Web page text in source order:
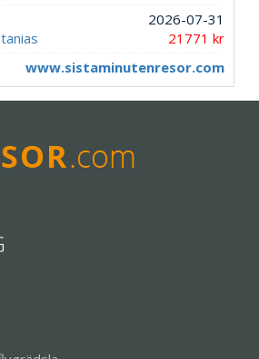
2026-07-31
21771 kr
www.sistaminutenresor.com